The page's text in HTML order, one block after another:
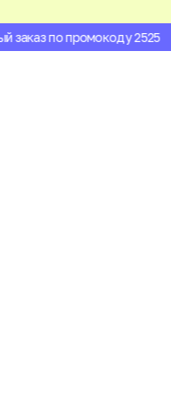
по промокоду 2525